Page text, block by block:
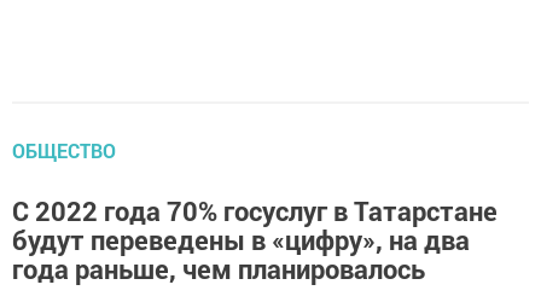
ОБЩЕСТВО
С 2022 года 70% госуслуг в Татарстане
будут переведены в «цифру», на два
года раньше, чем планировалось